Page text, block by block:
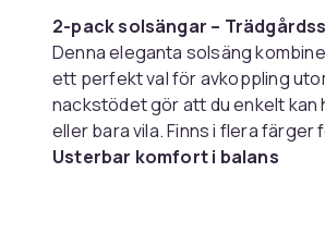
2-pack solsängar –
Denna eleganta solsäng
ett perfekt val för avkoppling
nackstödet gör att du enkelt kan
eller bara vila. Finns i flera
Usterbar komfort i balans